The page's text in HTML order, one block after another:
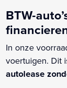
BTW-
In onze
voertuigen. Dit
autolease